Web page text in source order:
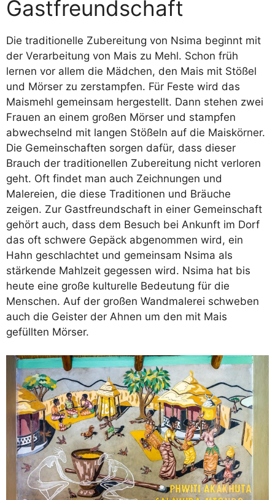
Gastfreundschaft
Die traditionelle Zubereitung von Nsima beginnt mit
der Verarbeitung von Mais zu Mehl. Schon früh
lernen vor allem die Mädchen, den Mais mit Stößel
und Mörser zu zerstampfen. Für Feste wird das
Maismehl gemeinsam hergestellt. Dann stehen zwei
Frauen an einem großen Mörser und stampfen
abwechselnd mit langen Stößeln auf die Maiskörner.
Die Gemeinschaften sorgen dafür, dass dieser
Brauch der traditionellen Zubereitung nicht verloren
geht. Oft findet man auch Zeichnungen und
Malereien, die diese Traditionen und Bräuche
zeigen. Zur Gastfreundschaft in einer Gemeinschaft
gehört auch, dass dem Besuch bei Ankunft im Dorf
das oft schwere Gepäck abgenommen wird, ein
Hahn geschlachtet und gemeinsam Nsima als
stärkende Mahlzeit gegessen wird. Nsima hat bis
heute eine große kulturelle Bedeutung für die
Menschen. Auf der großen Wandmalerei schweben
auch die Geister der Ahnen um den mit Mais
gefüllten Mörser.